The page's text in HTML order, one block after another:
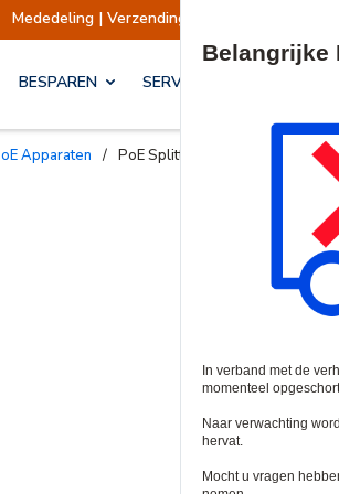
Mededeling | Verzendingen opgeschort
BESPAREN SERVICES & OPLOSSINGEN
PoE Apparaten / PoE Splitters